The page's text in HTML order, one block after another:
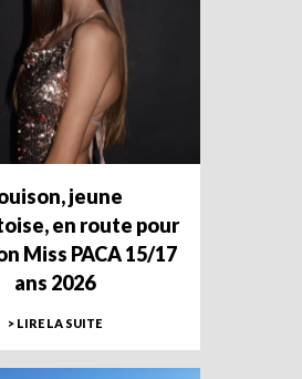
jeune
en route pour
Miss PACA 15/17
ans 2026
> LIRE LA SUITE